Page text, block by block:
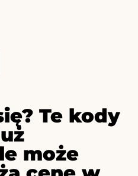
Te kody
może